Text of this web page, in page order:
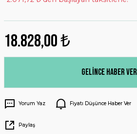
18.828,00 ₺
Gelince Haber Ver
Yorum Yaz Fiyatı Düşünce Haber Ver
Paylaş